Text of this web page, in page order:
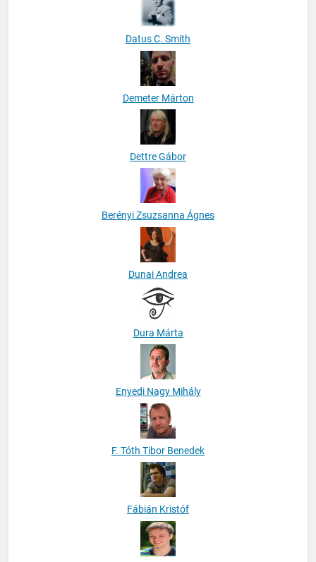
Datus C. Smith
Demeter Márton
Dettre Gábor
Berényi Zsuzsanna Ágnes
Dunai Andrea
Dura Márta
Enyedi Nagy Mihály
F. Tóth Tibor Benedek
Fábián Kristóf